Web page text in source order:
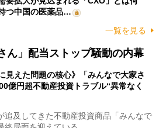
つ中国の医薬品…
一覧を見る
ん」配当ストップ騒動の内幕
見えた問題の核心》「みんなで大家さ
億円超不動産投資トラブル“異常なく
及してきた不動産投資商品「みんなで